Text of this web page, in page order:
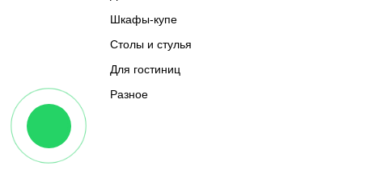
Шкафы-купе
Столы и стулья
Для гостиниц
Разное